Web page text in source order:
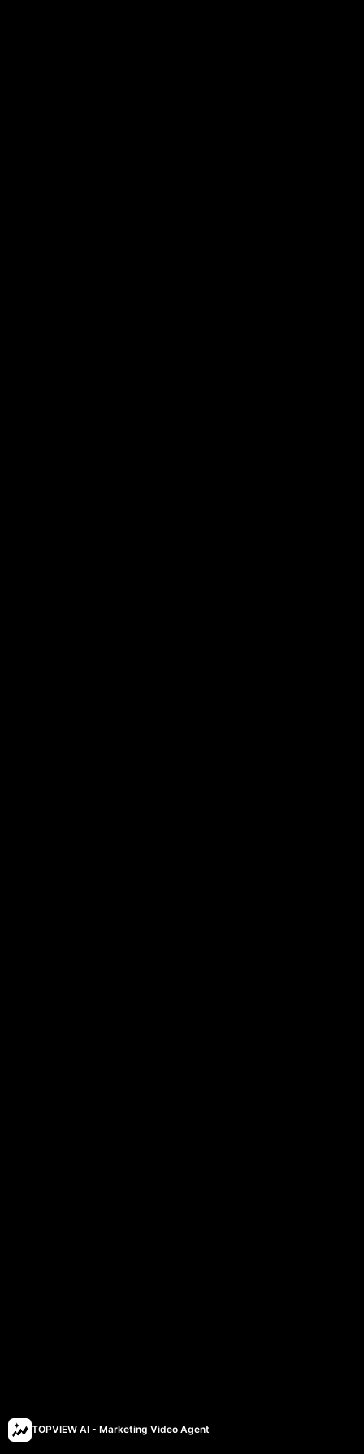
TOPVIEW AI - Marketing Video Agent